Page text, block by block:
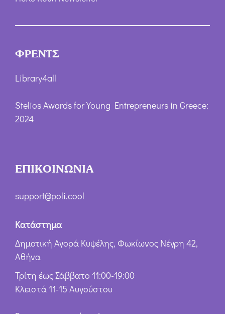
ΦΡΕΝΤΣ
Library4all
Stelios Awards for Young Entrepreneurs in Greece:
2024
ΕΠΙΚΟΙΝΩΝΙΑ
support@poli.cool
Κατάστημα
Δημοτική Αγορά Κυψέλης, Φωκίωνος Νέγρη 42,
Αθήνα
Τρίτη έως Σάββατο 11:00-19:00
Κλειστά 11-15 Αυγούστου